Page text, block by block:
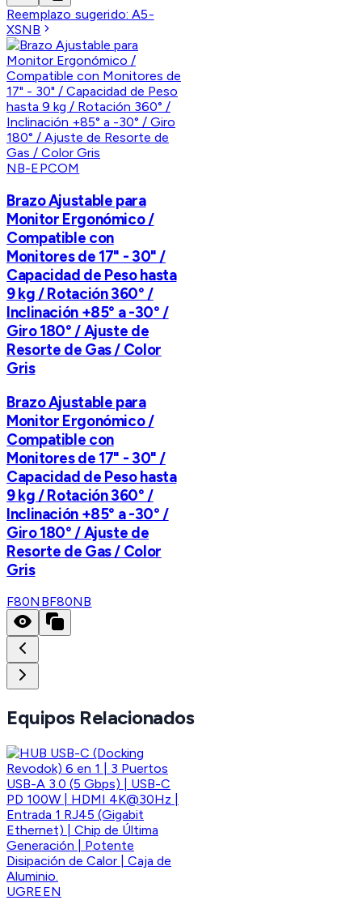
Reemplazo sugerido:A5-
XSNB
NB-EPCOM
Brazo Ajustable para
Monitor Ergonómico /
Compatible con
Monitores de 17" - 30" /
Capacidad de Peso hasta
9 kg / Rotación 360° /
Inclinación +85° a -30° /
Giro 180° / Ajuste de
Resorte de Gas / Color
Gris
Brazo Ajustable para
Monitor Ergonómico /
Compatible con
Monitores de 17" - 30" /
Capacidad de Peso hasta
9 kg / Rotación 360° /
Inclinación +85° a -30° /
Giro 180° / Ajuste de
Resorte de Gas / Color
Gris
F80NBF80NB
Equipos Relacionados
UGREEN